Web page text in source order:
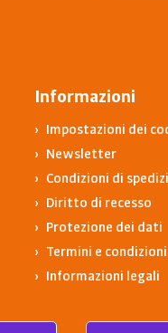
Informazioni
Impostazioni dei
Newsletter
Condizioni di
Diritto di recesso
Protezione dei dati
Termini e
Informazioni legali